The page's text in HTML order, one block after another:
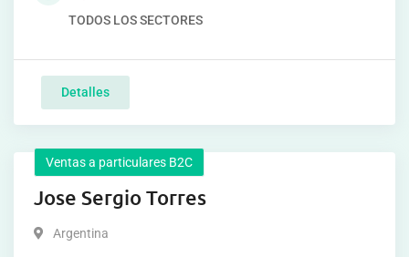
TODOS LOS SECTORES
Detalles
Ventas a particulares B2C
Jose Sergio Torres
Argentina